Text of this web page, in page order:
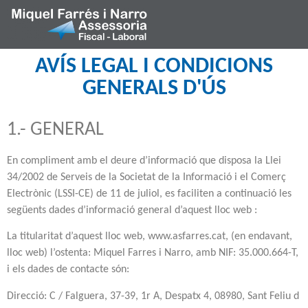
AVÍS LEGAL I CONDICIONS
GENERALS D'ÚS
1.- GENERAL
En compliment amb el deure d’informació que disposa la Llei
34/2002 de Serveis de la Societat de la Informació i el Comerç
Electrònic (LSSI-CE) de 11 de juliol, es faciliten a continuació les
següents dades d’informació general d’aquest lloc web :
La titularitat d’aquest lloc web, www.asfarres.cat, (en endavant,
lloc web) l’ostenta: Miquel Farres i Narro, amb NIF: 35.000.664-T,
i els dades de contacte són:
Direcció: C / Falguera, 37-39, 1r A, Despatx 4, 08980, Sant Feliu d